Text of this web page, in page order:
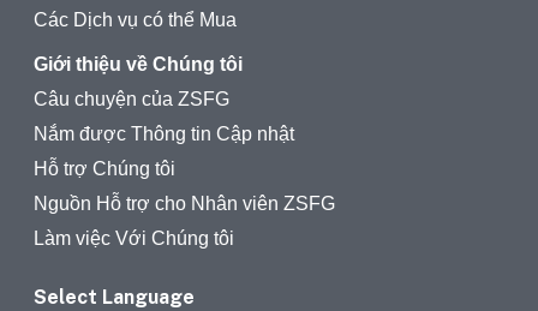
Các Dịch vụ có thể Mua
Giới thiệu về Chúng tôi
Câu chuyện của ZSFG
Nắm được Thông tin Cập nhật
Hỗ trợ Chúng tôi
Nguồn Hỗ trợ cho Nhân viên ZSFG
Làm việc Với Chúng tôi
Select Language